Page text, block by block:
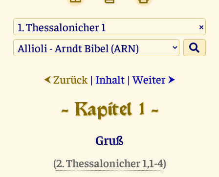
×
⮜ Zurück | Inhalt |Weiter ⮞
- Kapitel 1 -
Gruß
(2. Thessalonicher 1,1-4)